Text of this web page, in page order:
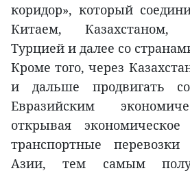
коридор», который
Китаем, Казахстаном,
Турцией и далее со
Кроме того, через
и дальше продвигать
Евразийским
открывая экономическое
транспортные
Азии, тем самым